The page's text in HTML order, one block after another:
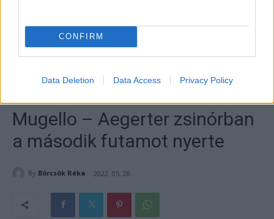
CONFIRM
Data Deletion Data Access Privacy Policy